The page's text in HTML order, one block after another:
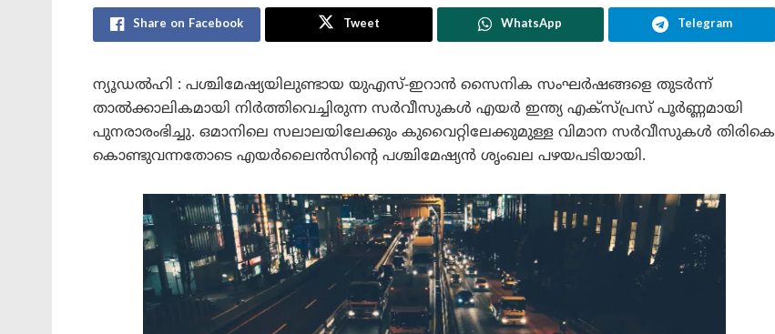
Share on Facebook Tweet WhatsApp Telegram
ന്യൂഡൽഹി : പശ്ചിമേഷ്യയിലുണ്ടായ യുഎസ്-ഇറാൻ സൈനിക സംഘർഷങ്ങളെ തുടർന്ന്
താൽക്കാലികമായി നിർത്തിവെച്ചിരുന്ന സർവീസുകൾ എയർ ഇന്ത്യ എക്സ്പ്രസ് പൂർണ്ണമായി
പുനരാരംഭിച്ചു. ഒമാനിലെ സലാലയിലേക്കും കുവൈറ്റിലേക്കുമുള്ള വിമാന സർവീസുകൾ തിരികെ
കൊണ്ടുവന്നതോടെ എയർലൈൻസിന്റെ പശ്ചിമേഷ്യൻ ശൃംഖല പഴയപടിയായി.